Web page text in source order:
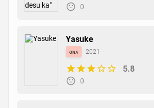
0
Yasuke
ona 2021
5.8
0